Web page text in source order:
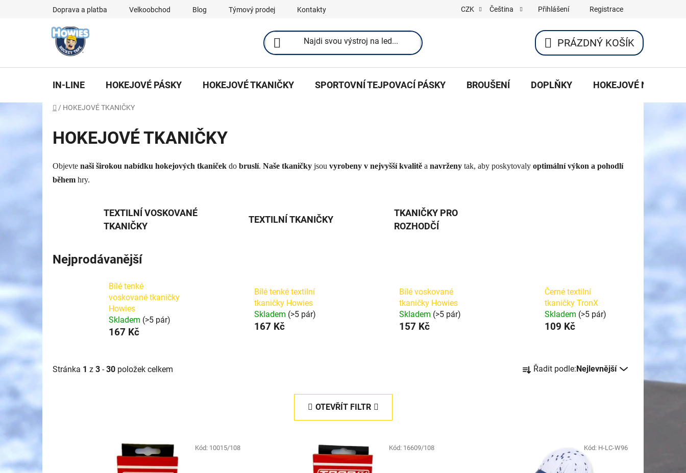
Doprava a platba Velkoobchod Blog Týmový prodej Kontakty CZK Čeština Přihlášení Registrace
NÁKUPNÍ
KOŠÍK
PRÁZDNÝ KOŠÍK
IN-LINE HOKEJOVÉ PÁSKY HOKEJOVÉ TKANIČKY SPORTOVNÍ TEJPOVACÍ PÁSKY BROUŠENÍ DOPLŇKY HOKEJOVÉ NOŽE
Domů
/ HOKEJOVÉ TKANIČKY
HOKEJOVÉ TKANIČKY
Objevte naši širokou nabídku hokejových tkaniček do bruslí. Naše tkaničky jsou vyrobeny v nejvyšší kvalitě a navrženy tak, aby poskytovaly optimální výkon a pohodlí
během hry.
TEXTILNÍ VOSKOVANÉ
TKANIČKY
TEXTILNÍ TKANIČKY
TKANIČKY PRO
ROZHODČÍ
Nejprodávanější
Bílé tenké
voskované tkaničky
Howies
Skladem (>5 pár)
167 Kč
Bílé tenké textilní
tkaničky Howies
Skladem (>5 pár)
167 Kč
Bílé voskované
tkaničky Howies
Skladem (>5 pár)
157 Kč
Černé textilní
tkaničky TronX
Skladem (>5 pár)
109 Kč
Stránka 1 z 3 -30 položek celkem
a
Řadit podle: Nejlevnější
OTEVŘÍT FILTR
Kód: 10015/108 Kód: 16609/108 Kód: H-LC-W96